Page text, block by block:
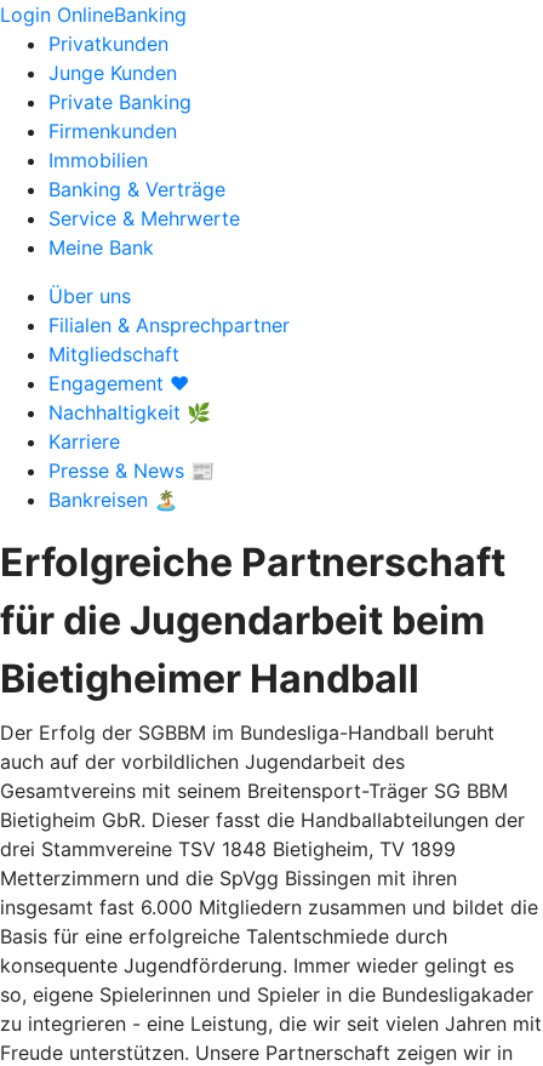
Login OnlineBanking
Privatkunden
Junge Kunden
Private Banking
Firmenkunden
Immobilien
Banking & Verträge
Service & Mehrwerte
Meine Bank
Über uns
Filialen & Ansprechpartner
Mitgliedschaft
Engagement ❤️
Nachhaltigkeit 🌿
Karriere
Presse & News 📰
Bankreisen 🏝️
Erfolgreiche Partnerschaft
für die Jugendarbeit beim
Bietigheimer Handball
Der Erfolg der SGBBM im Bundesliga-Handball beruht
auch auf der vorbildlichen Jugendarbeit des
Gesamtvereins mit seinem Breitensport-Träger SG BBM
Bietigheim GbR. Dieser fasst die Handballabteilungen der
drei Stammvereine TSV 1848 Bietigheim, TV 1899
Metterzimmern und die SpVgg Bissingen mit ihren
insgesamt fast 6.000 Mitgliedern zusammen und bildet die
Basis für eine erfolgreiche Talentschmiede durch
konsequente Jugendförderung. Immer wieder gelingt es
so, eigene Spielerinnen und Spieler in die Bundesligakader
zu integrieren - eine Leistung, die wir seit vielen Jahren mit
Freude unterstützen. Unsere Partnerschaft zeigen wir in